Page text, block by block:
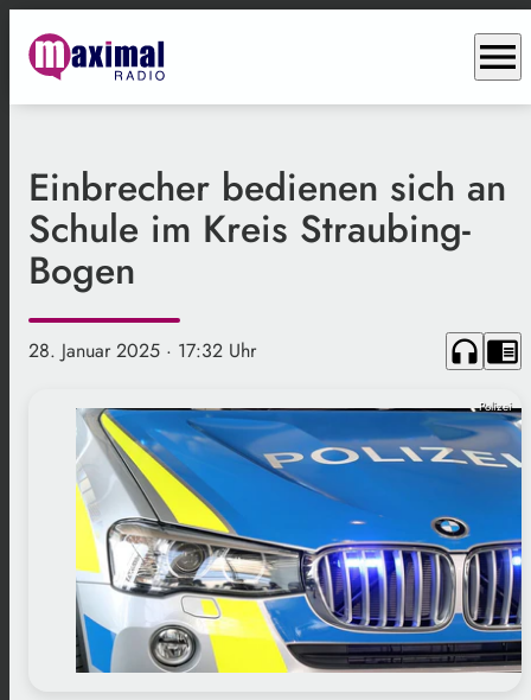
menu
Einbrecher bedienen sich an
Schule im Kreis Straubing-
Bogen
28. Januar 2025 · 17:32 Uhr headphones chrome_reader_mode
Polizei